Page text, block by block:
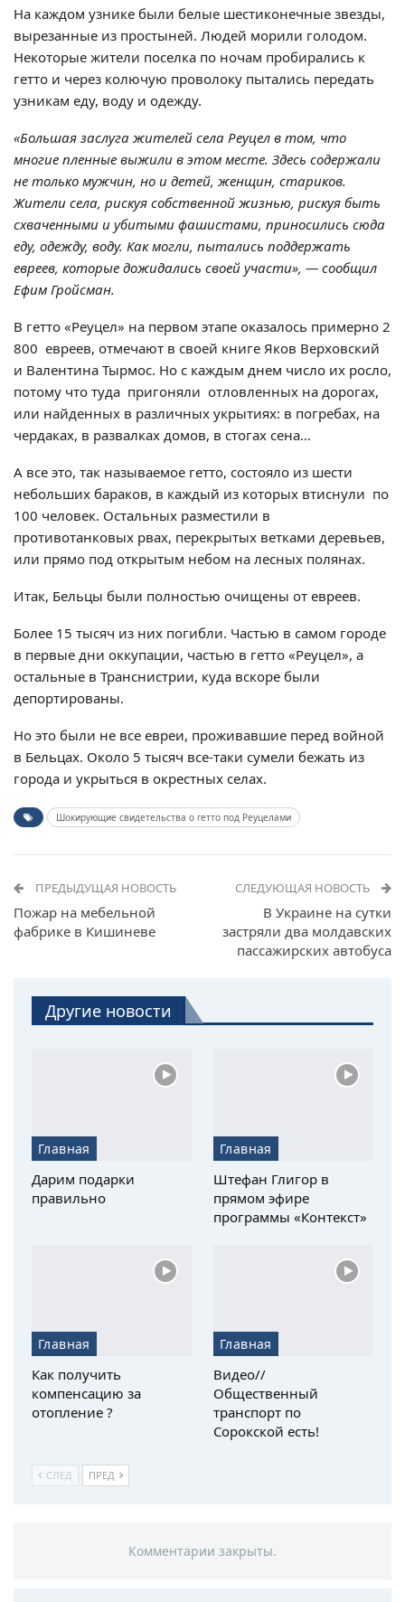
На каждом узнике были белые шестиконечные звезды,
вырезанные из простыней. Людей морили голодом.
Некоторые жители поселка по ночам пробирались к
гетто и через колючую проволоку пытались передать
узникам еду, воду и одежду.
«Большая заслуга жителей села Реуцел в том, что
многие пленные выжили в этом месте. Здесь содержали
не только мужчин, но и детей, женщин, стариков.
Жители села, рискуя собственной жизнью, рискуя быть
схваченными и убитыми фашистами, приносились сюда
еду, одежду, воду. Как могли, пытались поддержать
евреев, которые дожидались своей участи», — сообщил
Ефим Гройсман.
В гетто «Реуцел» на первом этапе оказалось примерно 2
800 евреев, отмечают в своей книге Яков Верховский
и Валентина Тырмос. Но с каждым днем число их росло,
потому что туда пригоняли отловленных на дорогах,
или найденных в различных укрытиях: в погребах, на
чердаках, в развалках домов, в стогах сена…
А все это, так называемое гетто, состояло из шести
небольших бараков, в каждый из которых втиснули по
100 человек. Остальных разместили в
противотанковых рвах, перекрытых ветками деревьев,
или прямо под открытым небом на лесных полянах.
Итак, Бельцы были полностью очищены от евреев.
Более 15 тысяч из них погибли. Частью в самом городе
в первые дни оккупации, частью в гетто «Реуцел», а
остальные в Транснистрии, куда вскоре были
депортированы.
Но это были не все евреи, проживавшие перед войной
в Бельцах. Около 5 тысяч все-таки сумели бежать из
города и укрыться в окрестных селах.
Шокирующие свидетельства о гетто под Реуцелами
ПРЕДЫДУЩАЯ НОВОСТЬ
Пожар на мебельной
фабрике в Кишиневе
СЛЕДУЮЩАЯ НОВОСТЬ
В Украине на сутки
застряли два молдавских
пассажирских автобуса
Другие новости
Главная
Дарим подарки
правильно
Главная
Штефан Глигор в
прямом эфире
программы «Контекст»
Главная
Как получить
компенсацию за
отопление ?
Главная
Видео//
Общественный
транспорт по
Сорокской есть!
СЛЕД ПРЕД
Комментарии закрыты.